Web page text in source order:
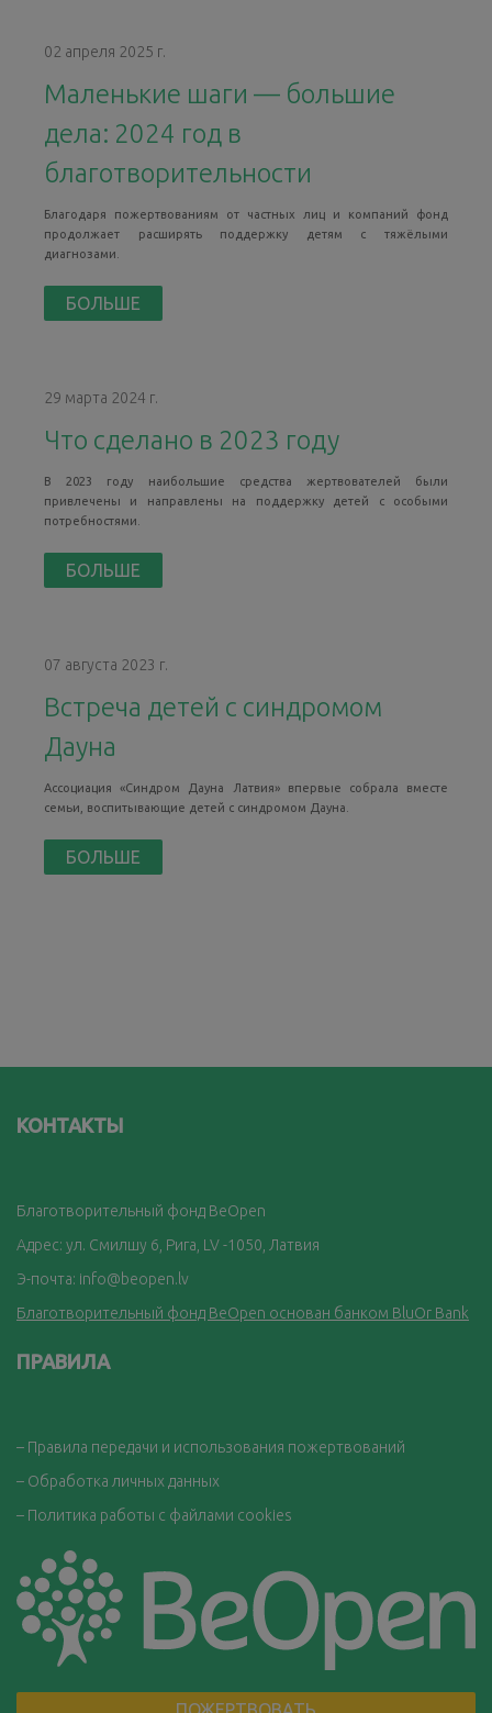
02 апреля 2025 г.
Маленькие шаги — большие
дела: 2024 год в
благотворительности
Благодаря пожертвованиям от частных лиц и компаний фонд
продолжает расширять поддержку детям с тяжёлыми
диагнозами.
БОЛЬШЕ
29 марта 2024 г.
Что сделано в 2023 году
В 2023 году наибольшие средства жертвователей были
привлечены и направлены на поддержку детей с особыми
потребностями.
БОЛЬШЕ
07 августа 2023 г.
Встреча детей с синдромом
Дауна
Ассоциация «Синдром Дауна Латвия» впервые собрала вместе
семьи, воспитывающие детей с синдромом Дауна.
БОЛЬШЕ
КОНТАКТЫ
Благотворительный фонд BeOpen
Адрес: ул. Смилшу 6, Рига, LV -1050, Латвия
Э-почта: info@beopen.lv
Благотворительный фонд BeOpen основан банком BluOr Bank
ПРАВИЛА
– Правила передачи и использования пожертвований
– Обработка личных данных
– Политика работы с файлами cookies